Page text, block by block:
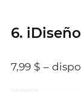
6. iDiseño
7,99 $ –